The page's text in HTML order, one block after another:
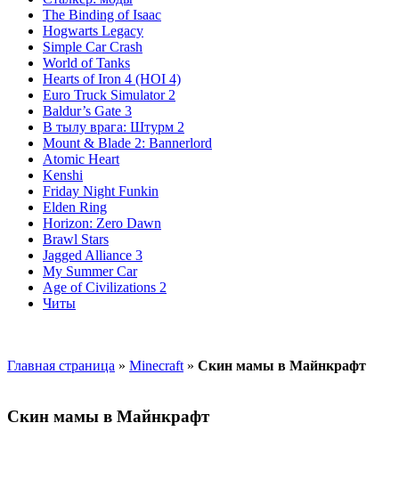
The Binding of Isaac
Hogwarts Legacy
Simple Car Crash
World of Tanks
Hearts of Iron 4 (HOI 4)
Euro Truck Simulator 2
Baldur’s Gate 3
В тылу врага: Штурм 2
Mount & Blade 2: Bannerlord
Atomic Heart
Kenshi
Friday Night Funkin
Elden Ring
Horizon: Zero Dawn
Brawl Stars
Jagged Alliance 3
My Summer Car
Age of Civilizations 2
Читы
Главная страница » Minecraft » Скин мамы в Майнкрафт
Скин мамы в Майнкрафт